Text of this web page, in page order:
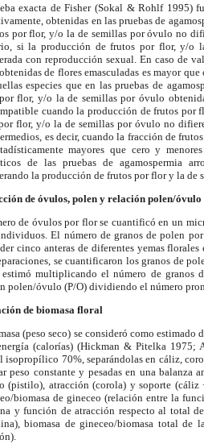
exacta de Fisher (Sokal & Rohlf 1995)
obtenidas en las pruebas de
por flor, y/o la de semillas por óvulo no
si la producción de frutos por flor, y/o
con reproducción sexual. En caso de
de flores emasculadas es mayor
especies que en las pruebas de
flor, y/o la de semillas por óvulo
cuando la producción de frutos por
flor, y/o la de semillas por óvulo no
es decir, cuando la fracción de
mayores que cero y
de las pruebas de agamospermia
la producción de frutos por flor y la de
de óvulos, polen y relación polen/óvulo
de óvulos por flor se cuantificó en un
El número de granos de polen
cinco anteras de diferentes yemas
se cuantificaron los granos de
multiplicando el número de granos
polen/óvulo (P/O) dividiendo el número
de biomasa floral
(peso seco) se consideró como
(calorías) (Hickman & Pitelka 1975;
isopropílico 70%, separándolas en cáliz,
peso constante y pesadas en una
(pistilo), atracción (corola) y soporte (cáliz
biomasa de gineceo (relación entre la
y función de atracción respecto al total
biomasa de gineceo/biomasa total